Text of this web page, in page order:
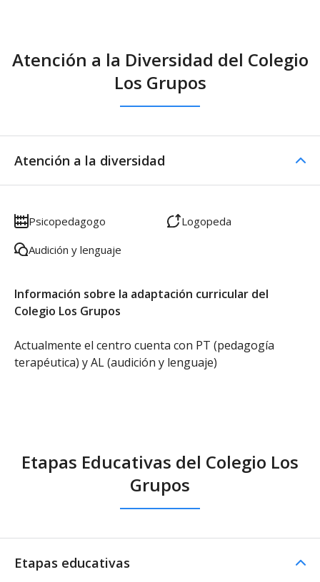
Atención a la Diversidad del Colegio
Los Grupos
Atención a la diversidad
Psicopedagogo
Logopeda
Audición y lenguaje
Información sobre la adaptación curricular del
Colegio Los Grupos
Actualmente el centro cuenta con PT (pedagogía
terapéutica) y AL (audición y lenguaje)
Etapas Educativas del Colegio Los
Grupos
Etapas educativas